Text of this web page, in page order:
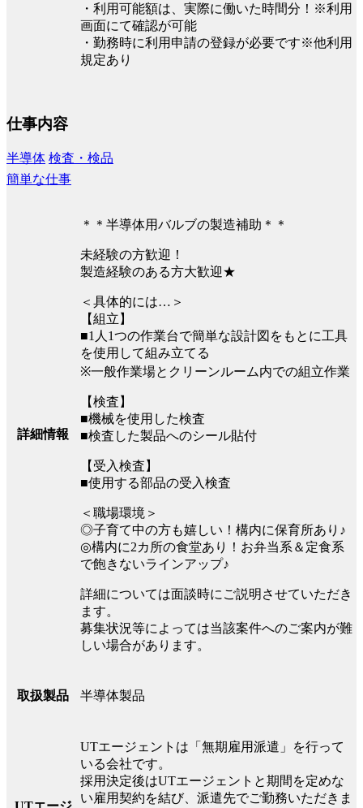
・利用可能額は、実際に働いた時間分！※利用
画面にて確認が可能
・勤務時に利用申請の登録が必要です※他利用
規定あり
仕事内容
半導体 検査・検品
簡単な仕事
詳細情報
＊＊半導体用バルブの製造補助＊＊
未経験の方歓迎！
製造経験のある方大歓迎★
＜具体的には…＞
【組立】
■1人1つの作業台で簡単な設計図をもとに工具
を使用して組み立てる
※一般作業場とクリーンルーム内での組立作業
【検査】
■機械を使用した検査
■検査した製品へのシール貼付
【受入検査】
■使用する部品の受入検査
＜職場環境＞
◎子育て中の方も嬉しい！構内に保育所あり♪
◎構内に2カ所の食堂あり！お弁当系＆定食系
で飽きないラインアップ♪
詳細については面談時にご説明させていただき
ます。
募集状況等によっては当該案件へのご案内が難
しい場合があります。
取扱製品 半導体製品
UTエージェントは「無期雇用派遣」を行って
いる会社です。
採用決定後はUTエージェントと期間を定めな
い雇用契約を結び、派遣先でご勤務いただきま